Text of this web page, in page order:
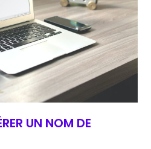
UN NOM DE